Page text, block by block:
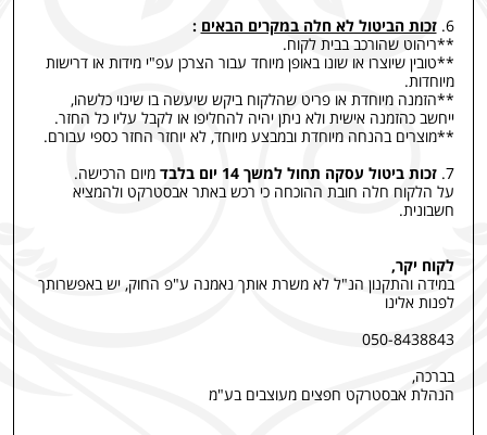
6. זכות הביטול לא חלה במקרים הבאים :
**ריהוט שהורכב בבית לקוח.
**טובין שיוצרו או שונו באופן מיוחד עבור הצרכן עפ"י מידות או דרישות
מיוחדות.
**הזמנה מיוחדת או פריט שהלקוח ביקש שיעשה בו שינוי כלשהו,
ייחשב כהזמנה אישית ולא ניתן יהיה להחליפו או לקבל עליו כל החזר.
**מוצרים בהנחה מיוחדת ובמבצע מיוחד, לא יוחזר החזר כספי עבורם.
7. זכות ביטול עסקה תחול למשך 14 יום בלבד
מיום הרכישה.
על הלקוח חלה חובת ההוכחה כי רכש באתר אבסטרקט ולהמציא
חשבונית.
לקוח יקר,
במידה והתקנון הנ"ל לא משרת אותך נאמנה ע"פ החוק, יש באפשרותך
לפנות אלינו
050-8438843
בברכה,
הנהלת אבסטרקט חפצים מעוצבים בע"מ